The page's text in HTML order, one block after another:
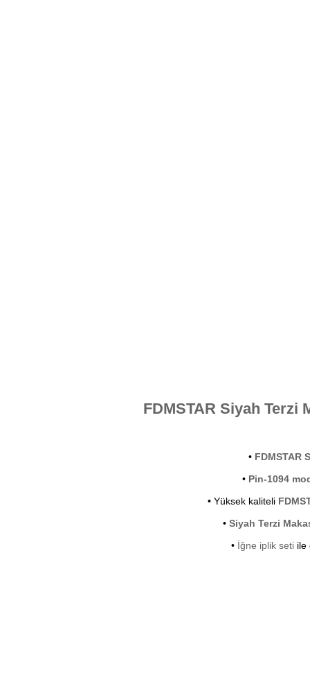
FDMSTAR Siyah Terzi
• FDMSTAR
• Pin-1094
• Yüksek kaliteli
•Siyah Terzi
• İğne iplik seti ile